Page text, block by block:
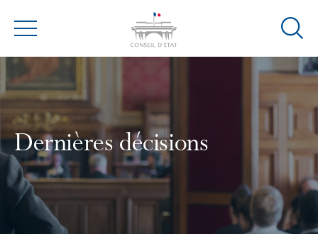
Menu
Ouvrir
Dernières décisions